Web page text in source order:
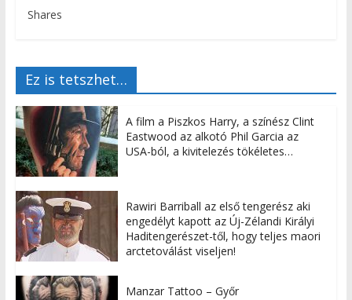
Shares
Ez is tetszhet…
A film a Piszkos Harry, a színész Clint
Eastwood az alkotó Phil Garcia az
USA-ból, a kivitelezés tökéletes…
Rawiri Barriball az első tengerész aki
engedélyt kapott az Új-Zélandi Királyi
Haditengerészet-től, hogy teljes maori
arctetoválást viseljen!
Manzar Tattoo – Győr